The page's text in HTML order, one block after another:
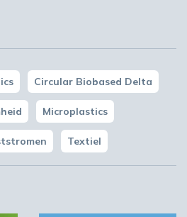
Spanje
03:10
Circular Biobased Delta
Microplastics
Textiel